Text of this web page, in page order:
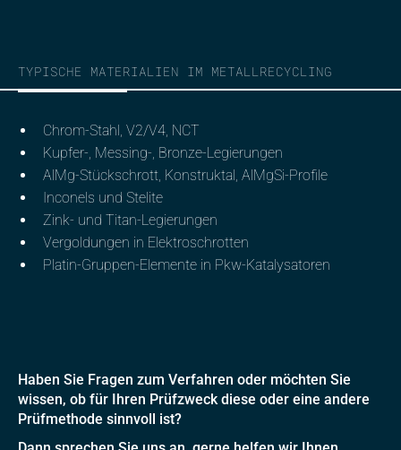
TYPISCHE MATERIALIEN IM METALLRECYCLING
Chrom-Stahl, V2/V4, NCT
Kupfer-, Messing-, Bronze-Legierungen
AlMg-Stückschrott, Konstruktal, AlMgSi-Profile
Inconels und Stelite
Zink- und Titan-Legierungen
Vergoldungen in Elektroschrotten
Platin-Gruppen-Elemente in Pkw-Katalysatoren
Haben Sie Fragen zum Verfahren oder möchten Sie
wissen, ob für Ihren Prüfzweck diese oder eine andere
Prüfmethode sinnvoll ist?